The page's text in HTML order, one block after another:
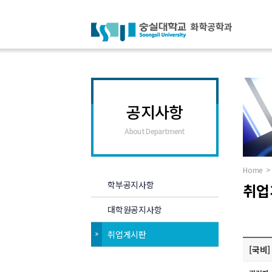
공지사항
About Department
학부공지사항
대학원공지사항
취업게시판
Home >
취
[국비